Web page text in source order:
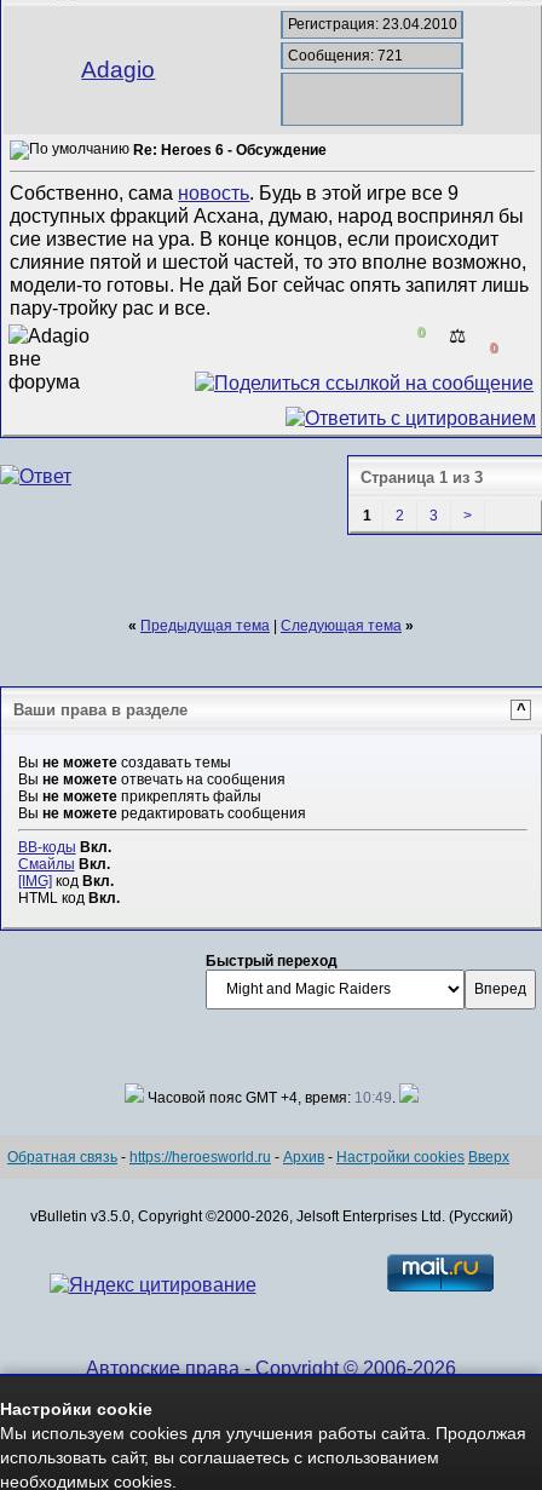
Adagio
Регистрация: 23.04.2010
Сообщения: 721
Re: Heroes 6 - Обсуждение
Собственно, сама новость. Будь в этой игре все 9
доступных фракций Асхана, думаю, народ воспринял бы
сие известие на ура. В конце концов, если происходит
слияние пятой и шестой частей, то это вполне возможно,
модели-то готовы. Не дай Бог сейчас опять запилят лишь
пару-тройку рас и все.
0 ⚖️
0
Страница 1 из 3
1 2 3 >
« Предыдущая тема Следующая тема »
Ваши права в разделе ^
Вы не можетесоздавать темы
Вы не можетеотвечать на сообщения
Вы не можетеприкреплять файлы
Вы не можетередактировать сообщения
BB-коды Вкл.
Смайлы Вкл.
[IMG] код Вкл.
HTML код Вкл.
Быстрый переход
Часовой пояс GMT +4, время: 10:49.
Обратная связь - https://heroesworld.ru - Архив - Настройки cookies Вверх
vBulletin v3.5.0, Copyright ©2000-2026, Jelsoft Enterprises Ltd. (Русский)
Авторские права - Copyright © 2006-2026
Настройки cookie
Мы используем cookies для улучшения работы сайта. Продолжая
использовать сайт, вы соглашаетесь с использованием
необходимых cookies.